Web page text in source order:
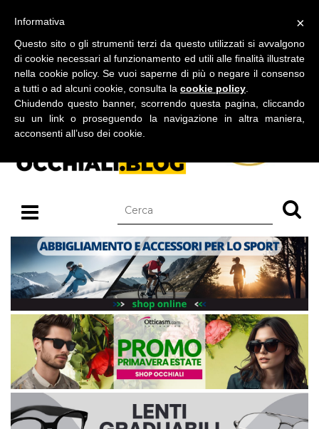
BLOG SU OCCHIALI DA SOLE E OCCHIALI DA VISTA
×
Informativa
Questo sito o gli strumenti terzi da questo utilizzati si avvalgono
di cookie necessari al funzionamento ed utili alle finalità illustrate
nella cookie policy. Se vuoi saperne di più o negare il consenso
a tutti o ad alcuni cookie, consulta la cookie policy
Chiudendo questo banner, scorrendo questa pagina, cliccando
su un link o proseguendo la navigazione in altra maniera,
acconsenti all’uso dei cookie.